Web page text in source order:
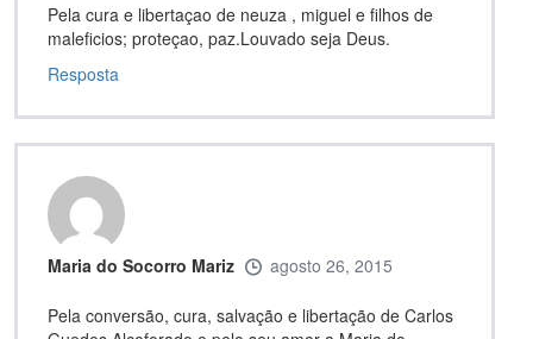
Pela cura e libertaçao de neuza , miguel e filhos de
maleficios; proteçao, paz.Louvado seja Deus.
Resposta
Maria do Socorro Mariz agosto 26, 2015
Pela conversão, cura, salvação e libertação de Carlos